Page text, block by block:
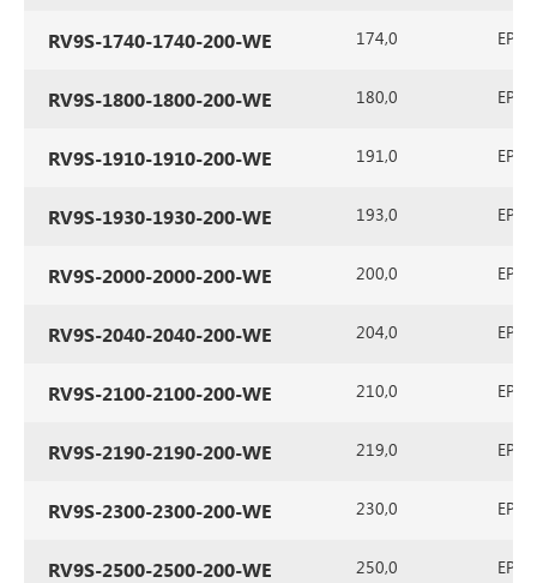
RV9S-1740-1740-200-WE 174,0
RV9S-1800-1800-200-WE 180,0
RV9S-1910-1910-200-WE 191,0
RV9S-1930-1930-200-WE 193,0
RV9S-2000-2000-200-WE 200,0
RV9S-2040-2040-200-WE 204,0
RV9S-2100-2100-200-WE 210,0
RV9S-2190-2190-200-WE 219,0
RV9S-2300-2300-200-WE 230,0
RV9S-2500-2500-200-WE 250,0